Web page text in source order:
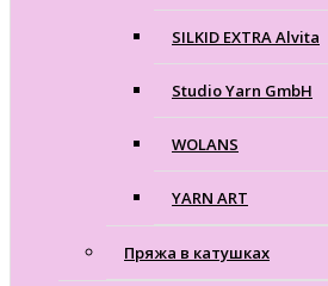
SILKID EXTRA Alvita
Studio Yarn GmbH
WOLANS
YARN ART
Пряжа в катушках